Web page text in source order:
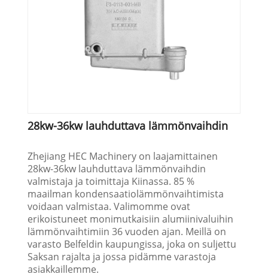
28kw-36kw lauhduttava lämmönvaihdin
Zhejiang HEC Machinery on laajamittainen
28kw-36kw lauhduttava lämmönvaihdin
valmistaja ja toimittaja Kiinassa. 85 %
maailman kondensaatiolämmönvaihtimista
voidaan valmistaa. Valimomme ovat
erikoistuneet monimutkaisiin alumiinivaluihin
lämmönvaihtimiin 36 vuoden ajan. Meillä on
varasto Belfeldin kaupungissa, joka on suljettu
Saksan rajalta ja jossa pidämme varastoja
asiakkaillemme.